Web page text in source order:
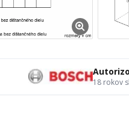
18 rokov